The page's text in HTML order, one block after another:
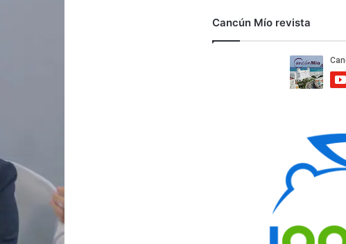
Cancún Mío revista